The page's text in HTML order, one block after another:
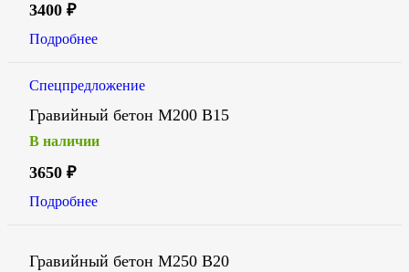
3400 ₽
Подробнее
Спецпредложение
Гравийный бетон М200 В15
В наличии
3650 ₽
Подробнее
Гравийный бетон М250 В20